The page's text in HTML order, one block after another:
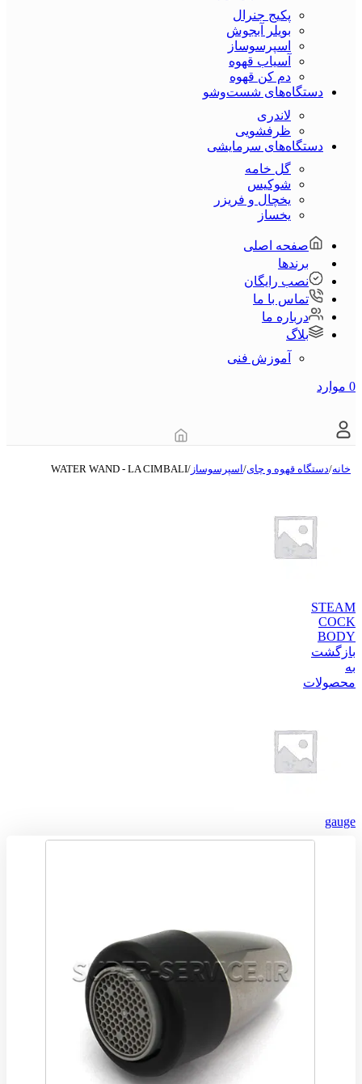
پکیج جنرال
بویلر آبجوش
اسپرسوساز
آسیاب قهوه
دم کن قهوه
دستگاه‌های شست‌و‌شو
لاندری
ظرفشویی
دستگاه‌های سرمایشی
گل خامه
شوکیس
یخچال و فریزر
یخساز
صفحه اصلی
برندها
نصب رایگان
تماس با ما
درباره ما
بلاگ
آموزش فنی
0 موارد
خانه/دستگاه قهوه و چای/اسپرسوساز /
WATER WAND - LA CIMBALI
STEAM
COCK
BODY
بازگشت
به
محصولات
gauge